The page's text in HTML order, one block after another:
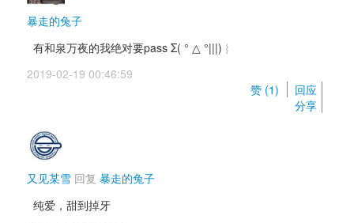
暴走的兔子
有和泉万夜的我绝对要pass Σ( ° △ °|||)︴
2019-02-19 00:46:59
赞 (1)
回应
分享
又见某雪 回复 暴走的兔子
纯爱，甜到掉牙